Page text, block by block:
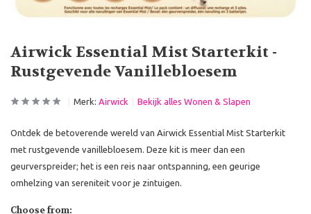
Airwick Essential Mist Starterkit -
Rustgevende Vanillebloesem
Merk: Airwick Bekijk alles Wonen & Slapen
Ontdek de betoverende wereld van Airwick Essential Mist Starterkit
met rustgevende vanillebloesem. Deze kit is meer dan een
geurverspreider; het is een reis naar ontspanning, een geurige
omhelzing van sereniteit voor je zintuigen.
Choose from: